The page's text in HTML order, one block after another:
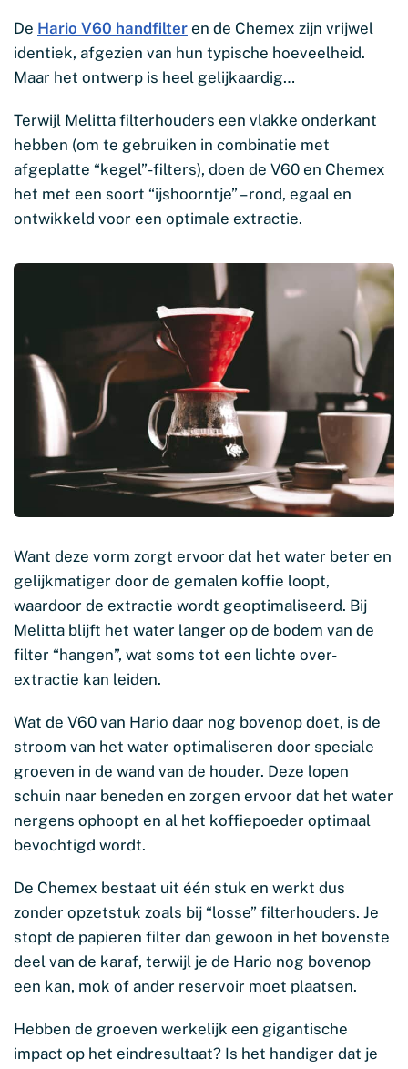
De Hario V60 handfilter en de Chemex zijn vrijwel
identiek, afgezien van hun typische hoeveelheid.
Maar het ontwerp is heel gelijkaardig…
Terwijl Melitta filterhouders een vlakke onderkant
hebben (om te gebruiken in combinatie met
afgeplatte “kegel”-filters), doen de V60 en Chemex
het met een soort “ijshoorntje” – rond, egaal en
ontwikkeld voor een optimale extractie.
Want deze vorm zorgt ervoor dat het water beter en
gelijkmatiger door de gemalen koffie loopt,
waardoor de extractie wordt geoptimaliseerd. Bij
Melitta blijft het water langer op de bodem van de
filter “hangen”, wat soms tot een lichte over-
extractie kan leiden.
Wat de V60 van Hario daar nog bovenop doet, is de
stroom van het water optimaliseren door speciale
groeven in de wand van de houder. Deze lopen
schuin naar beneden en zorgen ervoor dat het water
nergens ophoopt en al het koffiepoeder optimaal
bevochtigd wordt.
De Chemex bestaat uit één stuk en werkt dus
zonder opzetstuk zoals bij “losse” filterhouders. Je
stopt de papieren filter dan gewoon in het bovenste
deel van de karaf, terwijl je de Hario nog bovenop
een kan, mok of ander reservoir moet plaatsen.
Hebben de groeven werkelijk een gigantische
impact op het eindresultaat? Is het handiger dat je